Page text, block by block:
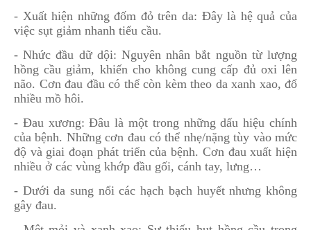
- Xuất hiện những đốm đỏ trên da: Đây là hệ quả của
việc sụt giảm nhanh tiểu cầu.
- Nhức đầu dữ dội: Nguyên nhân bắt nguồn từ lượng
hồng cầu giảm, khiến cho không cung cấp đủ oxi lên
não. Cơn đau đầu có thể còn kèm theo da xanh xao, đổ
nhiều mồ hôi.
- Đau xương: Đâu là một trong những dấu hiệu chính
của bệnh. Những cơn đau có thể nhẹ/nặng tùy vào mức
độ và giai đoạn phát triển của bệnh. Cơn đau xuất hiện
nhiều ở các vùng khớp đầu gối, cánh tay, lưng…
- Dưới da sung nổi các hạch bạch huyết nhưng không
gây đau.